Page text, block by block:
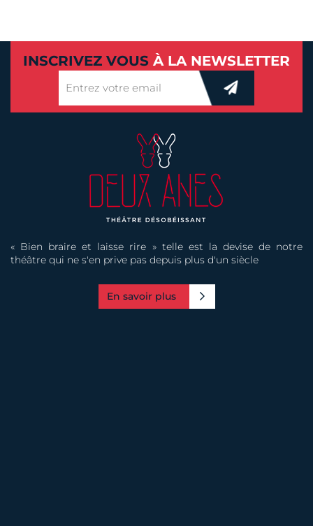
INSCRIVEZ VOUS À LA NEWSLETTER
« Bien braire et laisse rire » telle est la devise de notre
théâtre qui ne s'en prive pas depuis plus d'un siècle
En savoir plus